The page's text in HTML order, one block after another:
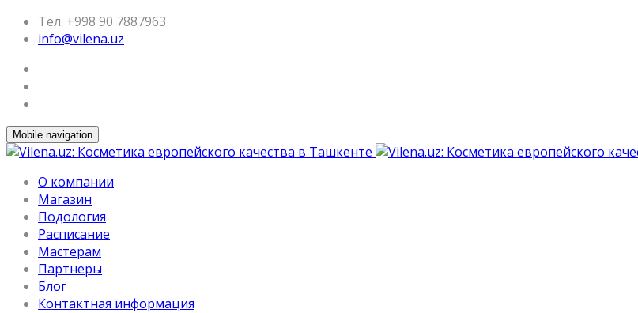
Тел. +998 90 7887963
info@vilena.uz
Mobile navigation
О компании
Магазин
Подология
Расписание
Мастерам
Партнеры
Блог
Контактная информация